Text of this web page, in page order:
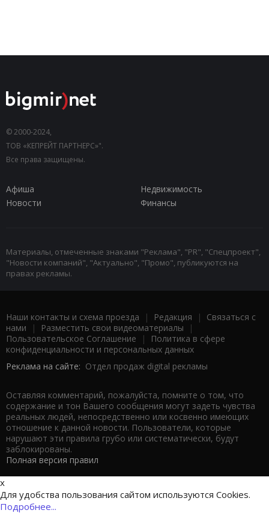
© 2000-2024,
ТОВ «КЕПРЕЙТ ПАРТНЕРС»".
Все права защищены.
Афиша
Недвижимость
Новости
Финансы
Материалы, отмеченные знаками "Реклама", "PR", "Спецпроект",
"Новости компаний", "Актуально", "Промо", публикуются на
правах рекламы.
Наши контакты и схема проезда | Редакция | Связаться с
нами | Разместить свои видеоматериалы |
Пользовательское Соглашение |
Политика в сфере
конфиденциальности и персональных данных
Реклама на сайте: Отдел продаж digital рекламы
Оставляя комментарий, пожалуйста, помните о том, что
содержание и тон Вашего сообщения могут задеть чувства
реальных людей, непосредственно или косвенно имеющих
отношение к данной новости. Пользователи, которые
нарушают эти правила грубо или систематически, будут
заблокированы.
Полная версия правил
x
Для удобства пользования сайтом используются Cookies.
Подробнее...